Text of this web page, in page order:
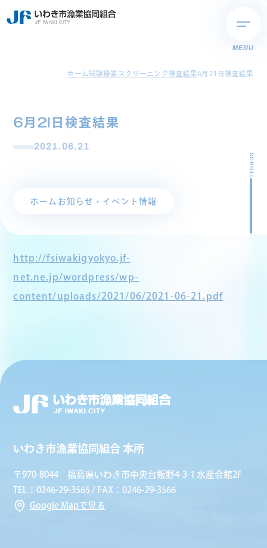
MENU
ホーム試験操業スクリーニング検査結果6月21日検査結果
6月21日検査結果
2021.06.21
ホーム お知らせ・イベント情報
SCROLL
http://fsiwakigyokyo.jf-
net.ne.jp/wordpress/wp-
content/uploads/2021/06/2021-06-21.pdf
いわき市漁業協同組合 本所
〒970-8044 福島県いわき市中央台飯野4-3-1 水産会館2F
TEL：0246-29-3565 / FAX：0246-29-3566
Google Mapで見る